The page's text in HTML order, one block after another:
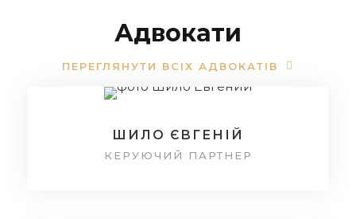
Адвокати
ПЕРЕГЛЯНУТИ ВСІХ АДВОКАТІВ
ШИЛО ЄВГЕНІЙ
КЕРУЮЧИЙ ПАРТНЕР